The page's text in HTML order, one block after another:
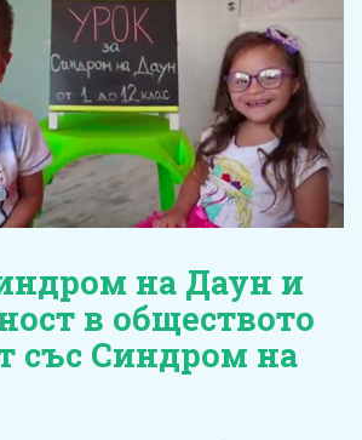
на Даун и
в обществото
със Синдром на